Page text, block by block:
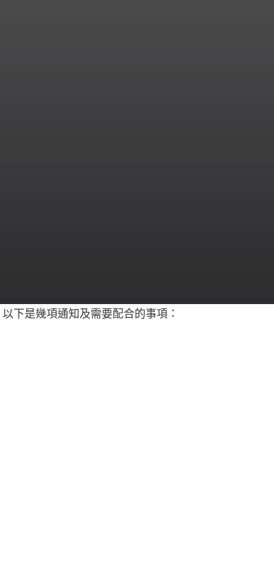
下是幾項通知及需要配合的事項：